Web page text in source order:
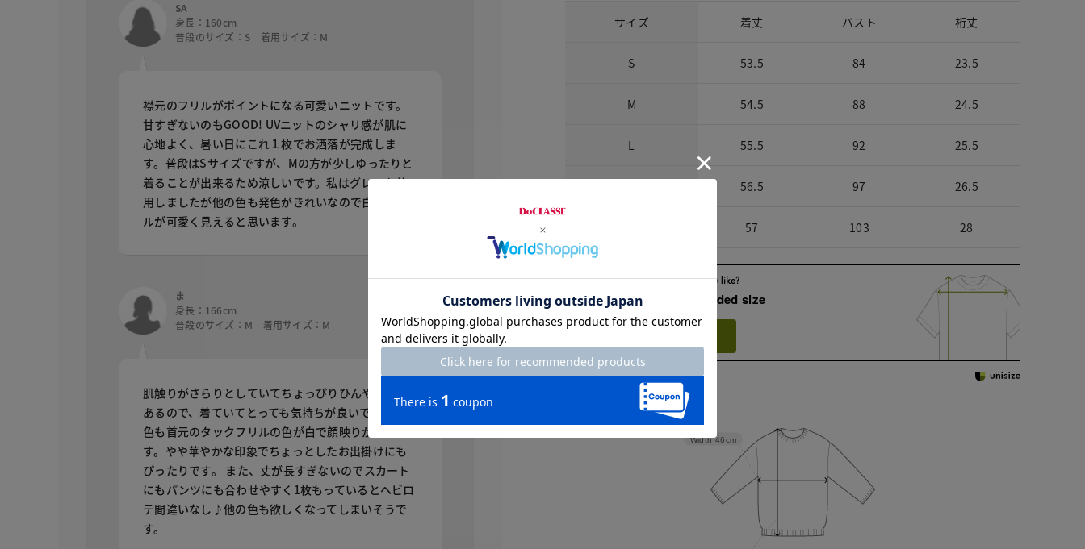
SA
身長：160cm
普段のサイズ：S 着用サイズ：M
襟元のフリルがポイントになる可愛いニットです。
甘すぎないのもGOOD! UVニットのシャリ感が肌に
心地よく、暑い日にこれ１枚でお洒落が完成しま
す。普段はSサイズですが、Mの方が少しゆったりと
着ることが出来るため涼しいです。私はグレーを着
用しましたが他の色も発色がきれいなので白いフリ
ルが可愛く見えると思います。
ま
身長：166cm
普段のサイズ：M 着用サイズ：M
肌触りがさらりとしていてちょっぴりひんやり感も
あるので、着ていてとっても気持ちが良いです。どの
色も首元のタックフリルの色が白で顔映りが良いで
す。やや華やかな印象でちょっとしたお出掛けにも
ぴったりです。 また、丈が長すぎないのでスカート
にもパンツにも合わせやすく1枚もっているとヘビロ
テ間違いなし♪他の色も欲しくなってしまいそうで
す。
サイズ 着丈 バスト 裄丈
S 53.5 84 23.5
M 54.5 88 24.5
L 55.5 92 25.5
56.5 97 26.5
57 103 28
Check the recommended size
Width 46cm